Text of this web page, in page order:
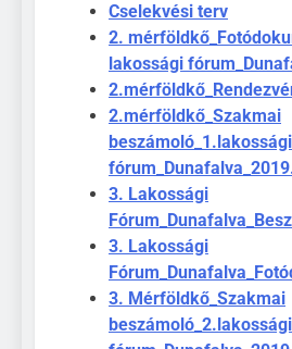
Cselekvési terv
2.
lakossági
2.mérföldkő_Szakmai
beszámoló_1.lakossági
3. Lakossági
3. Lakossági
3. Mérföldkő_Szakmai
beszámoló_2.lakossági